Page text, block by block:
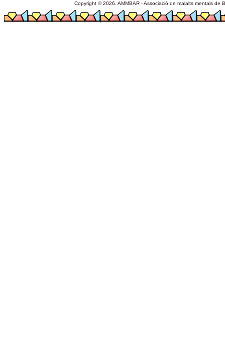
Copyright © 2026. AMMBAR - Associació de malalts mentals de